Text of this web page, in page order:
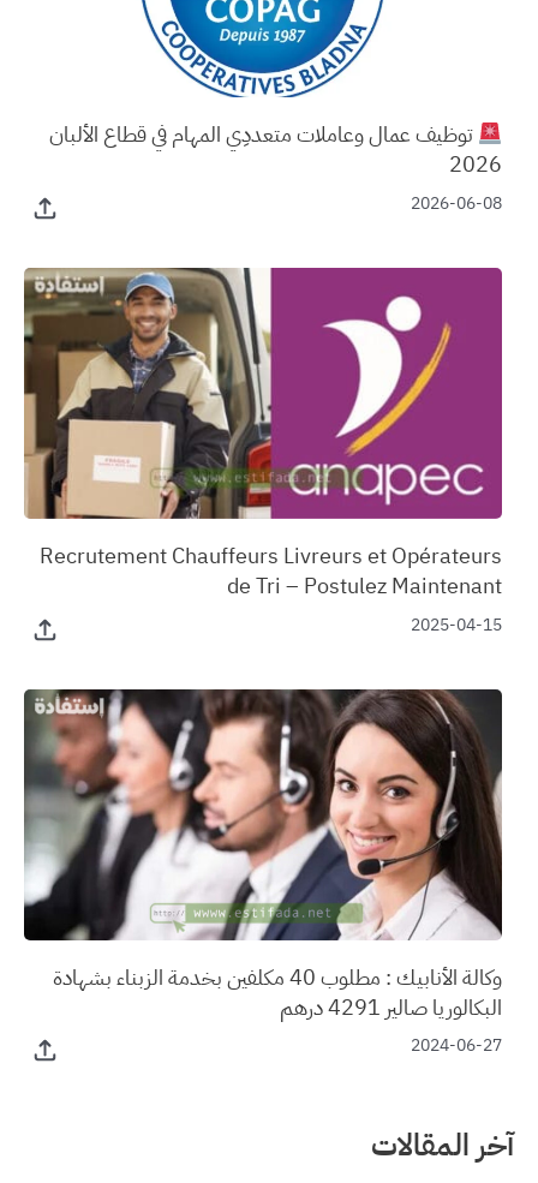
توظيف عمال وعاملات متعددِي المهام في قطاع الألبان
2026
2026-06-08
‏Recrutement Chauffeurs Livreurs et Opérateurs
de Tri – Postulez Maintenant
2025-04-15
وكالة الأنابيك : مطلوب 40 مكلفين بخدمة الزبناء بشهادة
البكالوريا صالير 4291 درهم
2024-06-27
آخر المقالات